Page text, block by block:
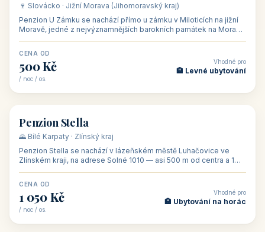
🍷 Slovácko · Jižní Morava (Jihomoravský kraj)
Penzion U Zámku se nachází přímo u zámku v Miloticích na jižní
Moravě, jedné z nejvýznamnějších barokních památek na Moravě,
CENA OD
500 Kč
/ noc / os.
Vhodné pro
🏨 Levné ubytování
🏡 penzion
Penzion Stella
🌄 Bílé Karpaty · Zlínský kraj
Penzion Stella se nachází v lázeňském městě Luhačovice ve
Zlínském kraji, na adrese Solné 1010 — asi 500 m od centra a 1
CENA OD
1 050 Kč
/ noc / os.
Vhodné pro
🏨 Ubytování na horác